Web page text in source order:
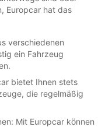
Europcar hat das
verschiedenen
ein Fahrzeug
bietet Ihnen stets
die regelmäßig
Mit Europcar können